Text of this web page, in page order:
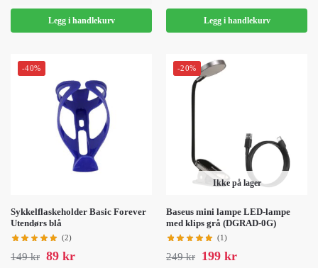
Legg i handlekurv Legg i handlekurv
-40%
Sykkelflaskeholder Basic Forever
Utendørs blå
(2)
149kr 89 kr
-20%
Ikke på lager
Baseus mini lampe LED-lampe
med klips grå (DGRAD-0G)
(1)
249kr 199 kr